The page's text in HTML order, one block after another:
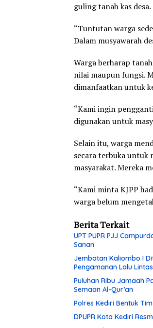
guling tanah kas desa.
“Tuntutan warga
Dalam musyawarah
Warga berharap
nilai maupun fungsi.
dimanfaatkan untuk
“Kami ingin
digunakan untuk
Selain itu, warga
secara terbuka untuk
masyarakat. Mereka
“Kami minta KJPP
warga belum
Berita Terkait
UPT PUPR PJJ
Sanan
Jembatan Kaliombo I
Pengamanan Lalu Lintas
Puluhan Ribu Jamaah
Semaan Al-Qur’an
Polres Kediri Bentuk
DPUPR Kota Kediri